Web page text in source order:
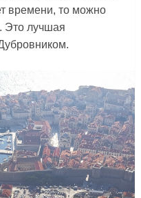
времени, то можно
Это лучшая